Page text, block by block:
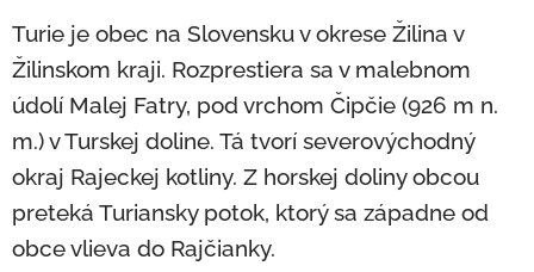
Turie je obec na Slovensku v okrese Žilina v
Žilinskom kraji. Rozprestiera sa v malebnom
údolí Malej Fatry, pod vrchom Čipčie (926 m n.
m.) v Turskej doline. Tá tvorí severovýchodný
okraj Rajeckej kotliny. Z horskej doliny obcou
preteká Turiansky potok, ktorý sa západne od
obce vlieva do Rajčianky.